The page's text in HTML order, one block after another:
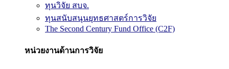
ทุนวิจัย สบจ.
ทุนสนับสนุนยุทธศาสตร์การวิจัย
The Second Century Fund Office (C2F)
หน่วยงานด้านการวิจัย